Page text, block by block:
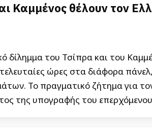
Καμμένος θέλουν τον
δίλημμα του Τσίπρα και του
ώρες στα διάφορα
Το πραγματικό ζήτημα για
της υπογραφής του